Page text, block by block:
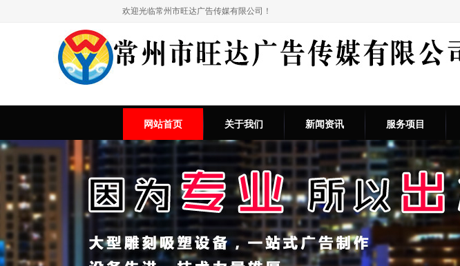
欢迎光临常州市旺达广告传媒有限公司！
网站首页 关于我们 新闻资讯 服务项目